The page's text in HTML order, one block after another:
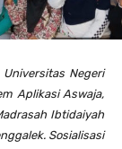
Universitas Negeri
Aplikasi Aswaja,
Ibtidaiyah
Sosialisasi